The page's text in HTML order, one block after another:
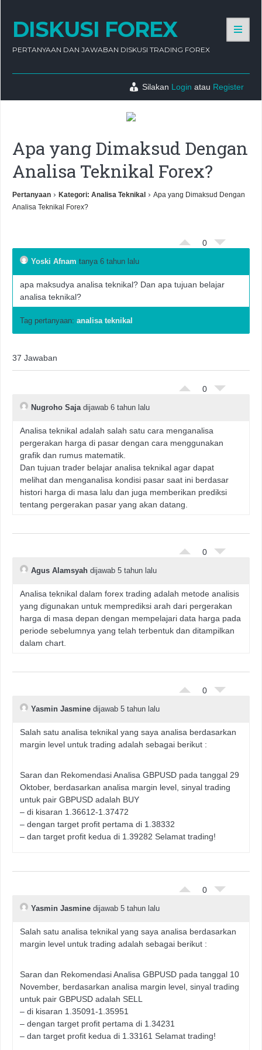
DISKUSI FOREX
PERTANYAAN DAN JAWABAN DISKUSI TRADING FOREX
Silakan Login atau Register
Apa yang Dimaksud Dengan
Analisa Teknikal Forex?
Pertanyaan › Kategori: Analisa Teknikal › Apa yang Dimaksud Dengan
Analisa Teknikal Forex?
0
Yoski Afnam tanya 6 tahun lalu
apa maksudya analisa teknikal? Dan apa tujuan belajar
analisa teknikal?
Tag pertanyaan: analisa teknikal
37 Jawaban
0
Nugroho Sajadijawab 6 tahun lalu
Analisa teknikal adalah salah satu cara menganalisa
pergerakan harga di pasar dengan cara menggunakan
grafik dan rumus matematik.
Dan tujuan trader belajar analisa teknikal agar dapat
melihat dan menganalisa kondisi pasar saat ini berdasar
histori harga di masa lalu dan juga memberikan prediksi
tentang pergerakan pasar yang akan datang.
0
Agus Alamsyah dijawab 5 tahun lalu
Analisa teknikal dalam forex trading adalah metode analisis
yang digunakan untuk memprediksi arah dari pergerakan
harga di masa depan dengan mempelajari data harga pada
periode sebelumnya yang telah terbentuk dan ditampilkan
dalam chart.
0
Yasmin Jasmine dijawab 5 tahun lalu
Salah satu analisa teknikal yang saya analisa berdasarkan
margin level untuk trading adalah sebagai berikut :
Saran dan Rekomendasi Analisa GBPUSD pada tanggal 29
Oktober, berdasarkan analisa margin level, sinyal trading
untuk pair GBPUSD adalah BUY
– di kisaran 1.36612-1.37472
– dengan target profit pertama di 1.38332
– dan target profit kedua di 1.39282 Selamat trading!
0
Yasmin Jasmine dijawab 5 tahun lalu
Salah satu analisa teknikal yang saya analisa berdasarkan
margin level untuk trading adalah sebagai berikut :
Saran dan Rekomendasi Analisa GBPUSD pada tanggal 10
November, berdasarkan analisa margin level, sinyal trading
untuk pair GBPUSD adalah SELL
– di kisaran 1.35091-1.35951
– dengan target profit pertama di 1.34231
– dan target profit kedua di 1.33161 Selamat trading!